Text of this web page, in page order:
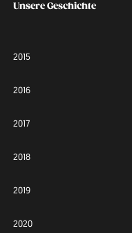
Unsere Geschichte
2015
2016
2017
2018
2019
2020